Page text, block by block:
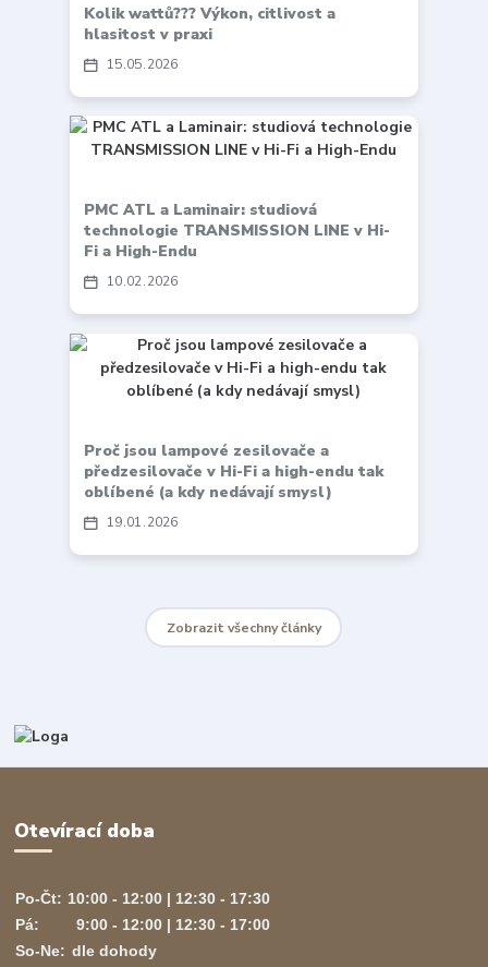
15 05 2026
Kolik wattů??? Výkon, citlivost a
hlasitost v praxi
10 02 2026
PMC ATL a Laminair: studiová
technologie TRANSMISSION LINE v Hi-
Fi a High-Endu
19 01 2026
Proč jsou lampové zesilovače a
předzesilovače v Hi-Fi a high-endu tak
oblíbené (a kdy nedávají smysl)
Zobrazit všechny články
Otevírací doba
Po-Čt: 10:00 - 12:00 | 12:30 - 17:30
Pá:
9:00 - 12:00 | 12:30 - 17:00
So-Ne: dle dohody